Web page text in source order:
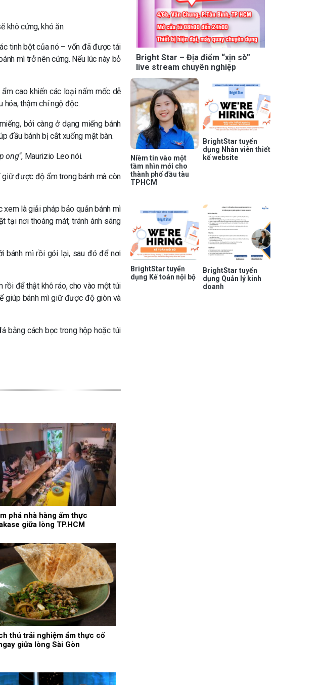
khô cứng, khó ăn.
tinh bột của nó – vốn đã được tái
mì trở nên cứng. Nếu lúc này bỏ
cao khiến các loại nấm mốc dễ
hóa, thậm chí ngộ độc.
bởi càng ở dạng miếng bánh
đầu bánh bị cắt xuống mặt bàn.
ong“, Maurizio Leo nói.
giữ được độ ẩm trong bánh mà còn
xem là giải pháp bảo quản bánh mì
tại nơi thoáng mát, tránh ánh sáng
bánh mì rồi gói lại, sau đó để nơi
rồi để thật khô ráo, cho vào một túi
giúp bánh mì giữ được độ giòn và
bằng cách bọc trong hộp hoặc túi
phá nhà hàng ẩm thực
giữa lòng TP.HCM
thú trải nghiệm ẩm thực cố
giữa lòng Sài Gòn
Bright Star – Địa điểm “xịn sò”
live stream chuyên nghiệp
Niềm tin vào một
tầm nhìn mới cho
thành phố đầu tàu
TPHCM
BrightStar tuyển
dụng Nhân viên thiết
kế website
BrightStar tuyển
dụng Kế toán nội bộ
BrightStar tuyển
dụng Quản lý kinh
doanh